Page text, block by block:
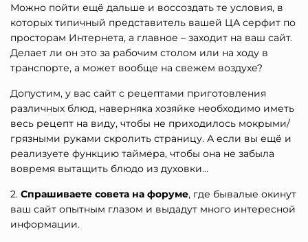
Можно пойти ещё дальше и воссоздать те условия, в
которых типичный представитель вашей ЦА серфит по
просторам Интернета, а главное – заходит на ваш сайт.
Делает ли он это за рабочим столом или на ходу в
транспорте, а может вообще на свежем воздухе?
Допустим, у вас сайт с рецептами приготовления
различных блюд, наверняка хозяйке необходимо иметь
весь рецепт на виду, чтобы не приходилось мокрыми/
грязными руками скролить страницу. А если вы ещё и
реализуете функцию таймера, чтобы она не забыла
вовремя вытащить блюдо из духовки…
2. Спрашиваете совета на форуме, где бывалые окинут
ваш сайт опытным глазом и выдадут много интересной
информации.